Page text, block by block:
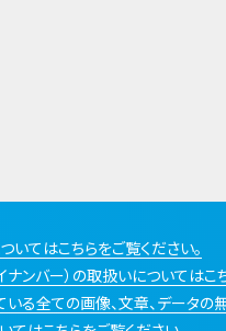
てはこちらをご覧ください。
ンバー）の取扱いについてはこ
る全ての画像、文章、データの